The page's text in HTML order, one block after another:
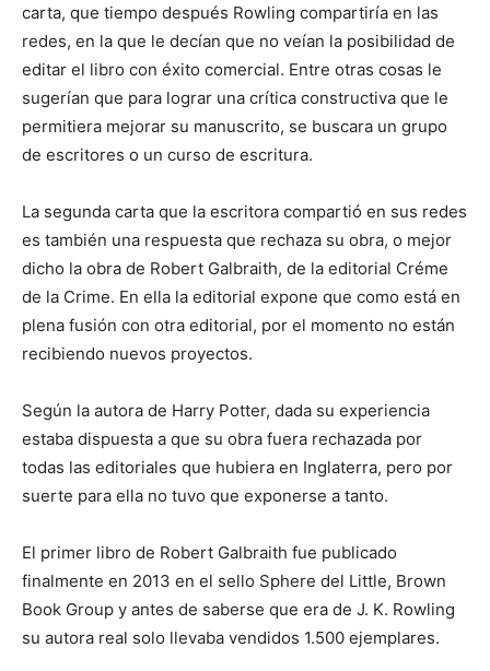
carta, que tiempo después Rowling compartiría en las
redes, en la que le decían que no veían la posibilidad de
editar el libro con éxito comercial. Entre otras cosas le
sugerían que para lograr una crítica constructiva que le
permitiera mejorar su manuscrito, se buscara un grupo
de escritores o un curso de escritura.
La segunda carta que la escritora compartió en sus redes
es también una respuesta que rechaza su obra, o mejor
dicho la obra de Robert Galbraith, de la editorial Créme
de la Crime. En ella la editorial expone que como está en
plena fusión con otra editorial, por el momento no están
recibiendo nuevos proyectos.
Según la autora de Harry Potter, dada su experiencia
estaba dispuesta a que su obra fuera re­chazada por
todas las editoriales que hubiera en Inglaterra, pero por
suerte para ella no tuvo que exponerse a tanto.
El primer libro de Robert Galbraith fue publicado
finalmente en 2013 en el sello Sphere del Little, Brown
Book Group y antes de saberse que era de J. K. Rowling
su autora real solo llevaba vendidos 1.500 ejemplares.